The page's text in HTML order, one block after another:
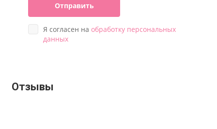
Я согласен на обработку персональных
данных
Отправить
Отзывы